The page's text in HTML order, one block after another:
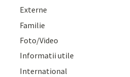
Externe
Familie
Foto/Video
Informatii utile
International